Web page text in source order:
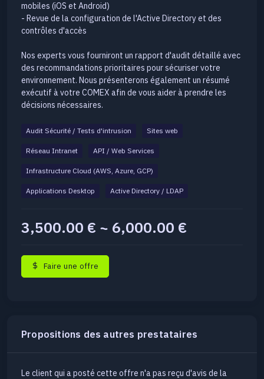
mobiles (iOS et Android)
- Revue de la configuration de l'Active Directory et des
contrôles d'accès
Nos experts vous fourniront un rapport d'audit détaillé avec
des recommandations prioritaires pour sécuriser votre
environnement. Nous présenterons également un résumé
exécutif à votre COMEX afin de vous aider à prendre les
décisions nécessaires.
Audit Sécurité / Tests d'intrusion Sites web
Réseau Intranet API / Web Services
Infrastructure Cloud (AWS, Azure, GCP)
Applications Desktop Active Directory / LDAP
3,500.00 € ~ 6,000.00 €
Faire une offre
Propositions des autres prestataires
Le client qui a posté cette offre n'a pas reçu d'avis de la